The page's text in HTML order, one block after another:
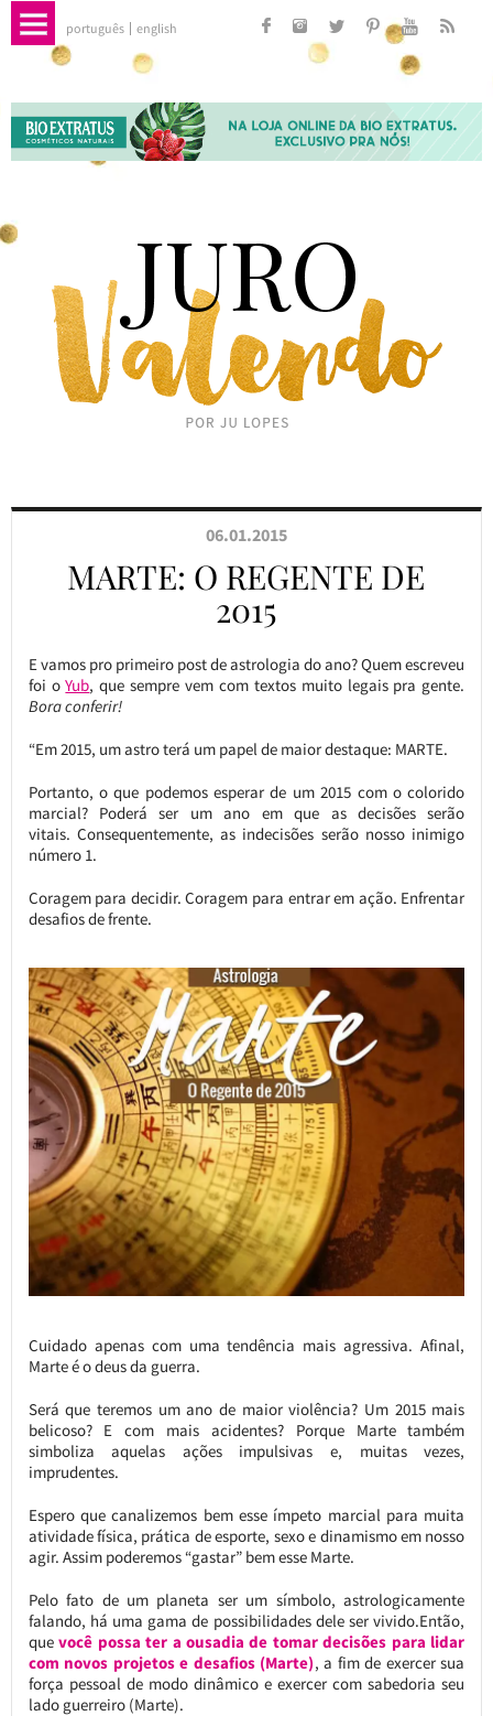
português english
06.01.2015
MARTE: O REGENTE DE
2015
E vamos pro primeiro post de astrologia do ano? Quem escreveu
foi oYub, que sempre vem com textos muito legais pra gente.
Bora conferir!
“Em 2015, um astro terá um papel de maior destaque: MARTE.
Portanto, o que podemos esperar de um 2015 com o colorido
marcial? Poderá ser um ano em que as decisões serão
vitais. Consequentemente, as indecisões serão nosso inimigo
número 1.
Coragem para decidir. Coragem para entrar em ação. Enfrentar
desafios de frente.
Cuidado apenas com uma tendência mais agressiva. Afinal,
Marte é o deus da guerra.
Será que teremos um ano de maior violência? Um 2015 mais
belicoso? E com mais acidentes? Porque Marte também
simboliza aquelas ações impulsivas e, muitas vezes,
imprudentes.
Espero que canalizemos bem esse ímpeto marcial para muita
atividade física, prática de esporte, sexo e dinamismo em nosso
agir. Assim poderemos “gastar” bem esse Marte.
Pelo fato de um planeta ser um símbolo, astrologicamente
falando, há uma gama de possibilidades dele ser vivido.Então,
quevocê possa ter a ousadia de tomar decisões para lidar
com novos projetos e desafios (Marte), a fim de exercer sua
força pessoal de modo dinâmico e exercer com sabedoria seu
lado guerreiro (Marte).